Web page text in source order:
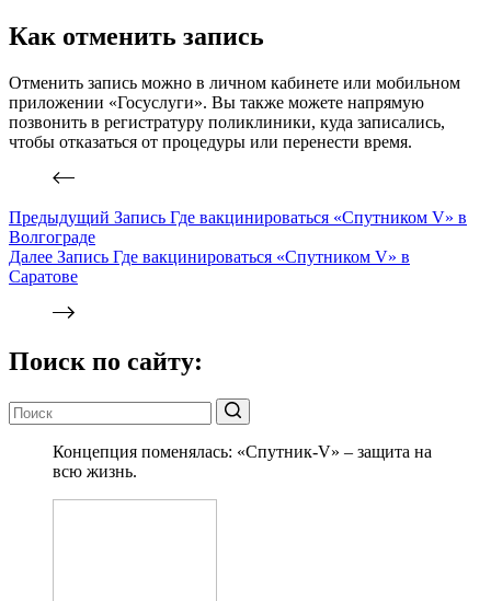
Как отменить запись
Отменить запись можно в личном кабинете или мобильном
приложении «Госуслуги». Вы также можете напрямую
позвонить в регистратуру поликлиники, куда записались,
чтобы отказаться от процедуры или перенести время.
Предыдущий Запись Где вакцинироваться «Спутником V» в
Волгограде
Далее Запись Где вакцинироваться «Спутником V» в
Саратове
Поиск по сайту:
Концепция поменялась: «Спутник-V» – защита на
всю жизнь.